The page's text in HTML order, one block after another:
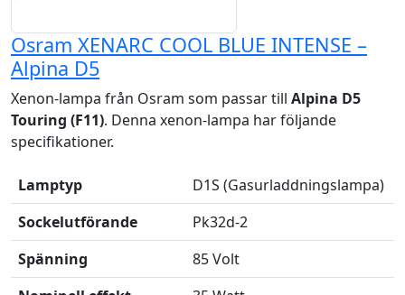
Osram XENARC COOL BLUE INTENSE –
Alpina D5
Xenon-lampa från Osram som passar till Alpina D5
Touring (F11). Denna xenon-lampa har följande
specifikationer.
Lamptyp
D1S (Gasurladdningslampa)
Sockelutförande
Pk32d-2
Spänning
85 Volt